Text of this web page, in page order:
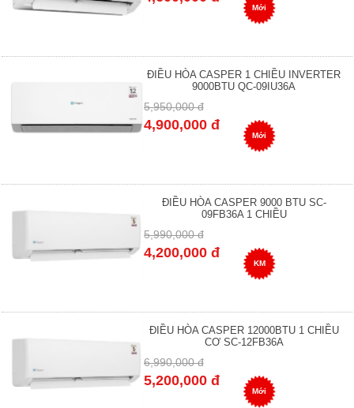
Mới
ĐIỀU HÒA CASPER 1 CHIỀU INVERTER
9000BTU QC-09IU36A
5,950,000 đ
4,900,000 đ
Mới
ĐIỀU HÒA CASPER 9000 BTU SC-
09FB36A 1 CHIỀU
5,990,000 đ
4,200,000 đ
KM
ĐIỀU HÒA CASPER 12000BTU 1 CHIỀU
CƠ SC-12FB36A
6,990,000 đ
5,200,000 đ
Mới